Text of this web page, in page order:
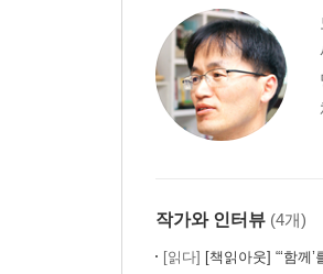
불법 체류자가 남긴 장기
고문의 추억
고문의 이면
화성의 관타나모
포획의 계절
미누, 부디 안녕히
제5부 함께 남은 사람
작가와 인터뷰 (4개)
[읽다] [책읽아웃] “‘함께’를 가